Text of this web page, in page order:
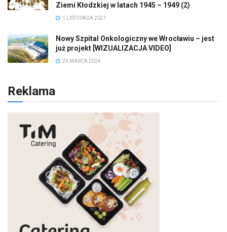
Ziemi Kłodzkiej w latach 1945 – 1949 (2)
1 LISTOPADA 2021
Nowy Szpital Onkologiczny we Wrocławiu – jest
już projekt [WIZUALIZACJA VIDEO]
26 MARCA 2024
Reklama